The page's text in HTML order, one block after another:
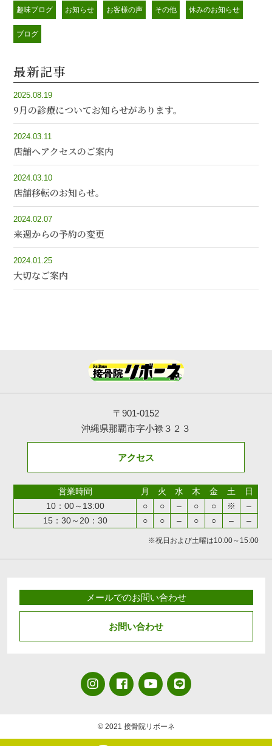
趣味ブログ お知らせ お客様の声 その他 休みのお知らせ
ブログ
最新記事
2025.08.19
9月の診療についてお知らせがあります。
2024.03.11
店舗へアクセスのご案内
2024.03.10
店舗移転のお知らせ。
2024.02.07
来週からの予約の変更
2024.01.25
大切なご案内
〒901-0152
沖縄県那覇市字小禄３２３
アクセス
営業時間 月 火 水 木 金 土
日
10：00～13:00
○ ○ – ○ ○ ※
–
15：30～20：30
○ ○ – ○ ○ – –
※祝日および土曜は10:00～15:00
メールでのお問い合わせ
お問い合わせ
© 2021 接骨院リボーネ